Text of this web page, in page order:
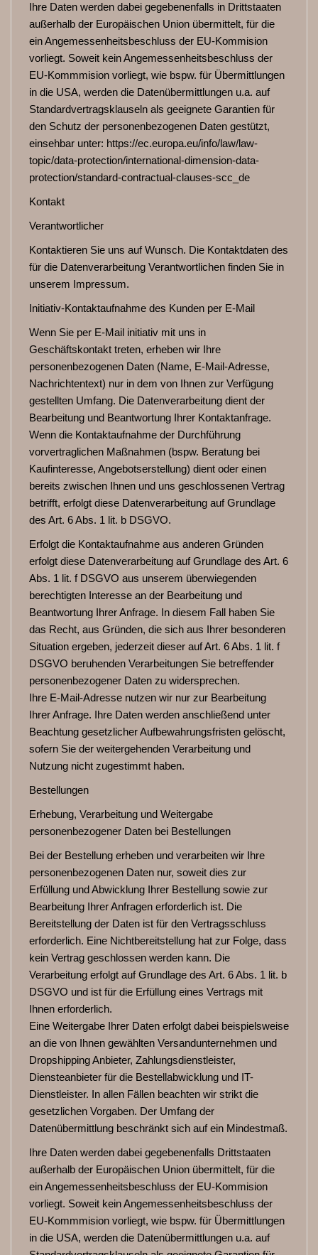
Ihre Daten werden dabei gegebenenfalls in Drittstaaten
außerhalb der Europäischen Union übermittelt, für die
ein Angemessenheitsbeschluss der EU-Kommision
vorliegt. Soweit kein Angemessenheitsbeschluss der
EU-Kommmision vorliegt, wie bspw. für Übermittlungen
in die USA, werden die Datenübermittlungen u.a. auf
Standardvertragsklauseln als geeignete Garantien für
den Schutz der personenbezogenen Daten gestützt,
einsehbar unter: https://ec.europa.eu/info/law/law-
topic/data-protection/international-dimension-data-
protection/standard-contractual-clauses-scc_de
Kontakt
Verantwortlicher
Kontaktieren Sie uns auf Wunsch. Die Kontaktdaten des
für die Datenverarbeitung Verantwortlichen finden Sie in
unserem Impressum.
Initiativ-Kontaktaufnahme des Kunden per E-Mail
Wenn Sie per E-Mail initiativ mit uns in
Geschäftskontakt treten, erheben wir Ihre
personenbezogenen Daten (Name, E-Mail-Adresse,
Nachrichtentext) nur in dem von Ihnen zur Verfügung
gestellten Umfang. Die Datenverarbeitung dient der
Bearbeitung und Beantwortung Ihrer Kontaktanfrage.
Wenn die Kontaktaufnahme der Durchführung
vorvertraglichen Maßnahmen (bspw. Beratung bei
Kaufinteresse, Angebotserstellung) dient oder einen
bereits zwischen Ihnen und uns geschlossenen Vertrag
betrifft, erfolgt diese Datenverarbeitung auf Grundlage
des Art. 6 Abs. 1 lit. b DSGVO.
Erfolgt die Kontaktaufnahme aus anderen Gründen
erfolgt diese Datenverarbeitung auf Grundlage des Art. 6
Abs. 1 lit. f DSGVO aus unserem überwiegenden
berechtigten Interesse an der Bearbeitung und
Beantwortung Ihrer Anfrage. In diesem Fall haben Sie
das Recht, aus Gründen, die sich aus Ihrer besonderen
Situation ergeben, jederzeit dieser auf Art. 6 Abs. 1 lit. f
DSGVO beruhenden Verarbeitungen Sie betreffender
personenbezogener Daten zu widersprechen.
Ihre E-Mail-Adresse nutzen wir nur zur Bearbeitung
Ihrer Anfrage. Ihre Daten werden anschließend unter
Beachtung gesetzlicher Aufbewahrungsfristen gelöscht,
sofern Sie der weitergehenden Verarbeitung und
Nutzung nicht zugestimmt haben.
Bestellungen
Erhebung, Verarbeitung und Weitergabe
personenbezogener Daten bei Bestellungen
Bei der Bestellung erheben und verarbeiten wir Ihre
personenbezogenen Daten nur, soweit dies zur
Erfüllung und Abwicklung Ihrer Bestellung sowie zur
Bearbeitung Ihrer Anfragen erforderlich ist. Die
Bereitstellung der Daten ist für den Vertragsschluss
erforderlich. Eine Nichtbereitstellung hat zur Folge, dass
kein Vertrag geschlossen werden kann. Die
Verarbeitung erfolgt auf Grundlage des Art. 6 Abs. 1 lit. b
DSGVO und ist für die Erfüllung eines Vertrags mit
Ihnen erforderlich.
Eine Weitergabe Ihrer Daten erfolgt dabei beispielsweise
an die von Ihnen gewählten Versandunternehmen und
Dropshipping Anbieter, Zahlungsdienstleister,
Diensteanbieter für die Bestellabwicklung und IT-
Dienstleister. In allen Fällen beachten wir strikt die
gesetzlichen Vorgaben. Der Umfang der
Datenübermittlung beschränkt sich auf ein Mindestmaß.
Ihre Daten werden dabei gegebenenfalls Drittstaaten
außerhalb der Europäischen Union übermittelt, für die
ein Angemessenheitsbeschluss der EU-Kommision
vorliegt. Soweit kein Angemessenheitsbeschluss der
EU-Kommmision vorliegt, wie bspw. für Übermittlungen
in die USA, werden die Datenübermittlungen u.a. auf